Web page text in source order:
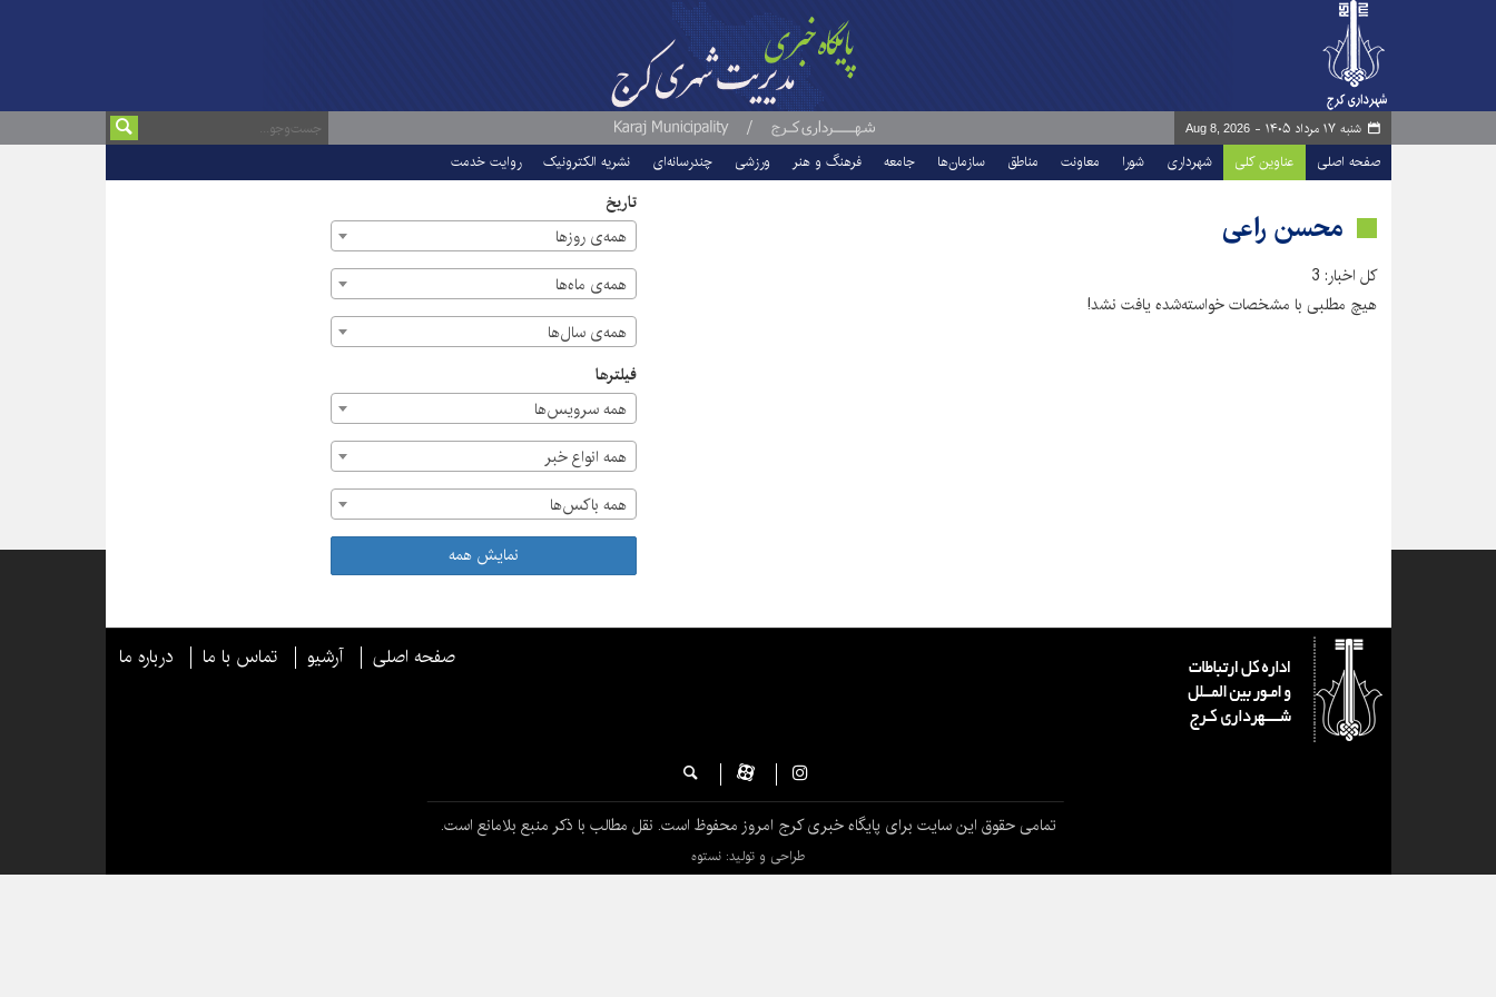
شنبه ۱۷ مرداد ۱۴۰۵ - Aug 8, 2026
صفحه اصلی عناوین کلی شهرداری شورا معاونت مناطق سازمان‌ها جامعه فرهنگ و هنر ورزشی چندرسانه‌ای نشریه الکترونیک روایت خدمت
محسن راعی
کل اخبار: 3
هیچ مطلبی با مشخصات خواسته‌شده یافت نشد!
تاریخ
همه‌ی روزها
همه‌ی ماه‌ها
همه‌ی سال‌ها
فیلترها
همه سرویس‌ها
همه انواع خبر
همه باکس‌ها
نمایش همه
صفحه اصلی آرشیو تماس با ما درباره ما
تمامی حقوق این سایت برای پایگاه خبری کرج امروز محفوظ است. نقل مطالب با ذکر منبع بلامانع است.
طراحی و تولید: نستوه